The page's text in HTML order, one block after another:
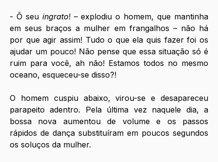
- Ô seu ingrato! – explodiu o homem, que mantinha
em seus braços a mulher em frangalhos – não há
por que agir assim! Tudo o que ela quis fazer foi os
ajudar um pouco! Não pense que essa situação só é
ruim para você, ah não! Estamos todos no mesmo
oceano, esqueceu-se disso?!
O homem cuspiu abaixo, virou-se e desapareceu
parapeito adentro. Pela última vez naquele dia, a
bossa nova aumentou de volume e os passos
rápidos de dança substituíram em poucos segundos
os soluços da mulher.